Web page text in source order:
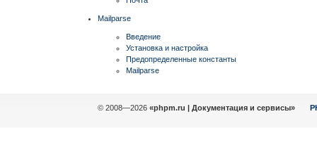
Mailparse
Введение
Установка и настройка
Предопределенные константы
Mailparse
© 2008—2026 «phpm.ru | Документация и сервисы»